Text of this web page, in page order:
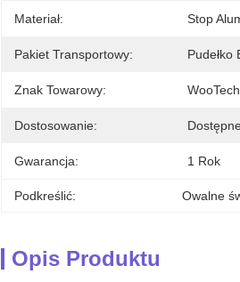
Materiał: Stop
Pakiet Transportowy: Pudełko
Znak Towarowy: WooTech
Dostosowanie:
Gwarancja: 1 Rok
Podkreślić: Owalne
Opis Produktu